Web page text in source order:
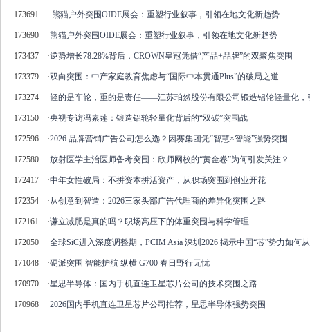
173691 · 熊猫户外突围OIDE展会：重塑行业叙事，引领在地文化新趋势
173690 ·熊猫户外突围OIDE展会：重塑行业叙事，引领在地文化新趋势
173437 ·逆势增长78.28%背后，CROWN皇冠凭借“产品+品牌”的双聚焦突围
173379 ·双向突围：中产家庭教育焦虑与“国际中本贯通Plus”的破局之道
173274 ·轻的是车轮，重的是责任——江苏珀然股份有限公司锻造铝轮轻量化，
173150 ·央视专访冯素莲：锻造铝轮轻量化背后的“双碳”突围战
172596 ·2026 品牌营销广告公司怎么选？因赛集团凭“智慧×智能”强势突围
172580 ·放射医学主治医师备考突围：欣师网校的“黄金卷”为何引发关注？
172417 ·中年女性破局：不拼资本拼活资产，从职场突围到创业开花
172354 ·从创意到智造：2026三家头部广告代理商的差异化突围之路
172161 ·谦立减肥是真的吗？职场高压下的体重突围与科学管理
172050 ·全球SiC进入深度调整期，PCIM Asia 深圳2026 揭示中国“芯”势力如何
171048 ·硬派突围 智能护航 纵横 G700 春日野行无忧
170970 ·星思半导体：国内手机直连卫星芯片公司的技术突围之路
170968 ·2026国内手机直连卫星芯片公司推荐，星思半导体强势突围